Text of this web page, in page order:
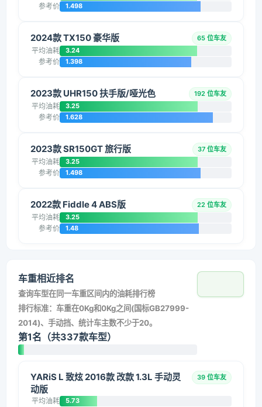
参考价 1.498
2024款 TX150 豪华版 65 位车友
平均油耗 3.24
参考价 1.398
2023款 UHR150 扶手版/哑光色 192 位车友
平均油耗 3.25
参考价 1.628
2023款 SR150GT 旅行版 37 位车友
平均油耗 3.25
参考价 1.498
2022款 Fiddle 4 ABS版 22 位车友
平均油耗 3.25
参考价 1.48
车重相近排名
查询车型在同一车重区间内的油耗排行榜
排行标准：车重在0Kg和0Kg之间(国标GB27999-
2014)、手动挡、统计车主数不少于20。
第1名（共337款车型）
YARiS L 致炫 2016款 改款 1.3L 手动灵
动版
39 位车友
平均油耗 5.73